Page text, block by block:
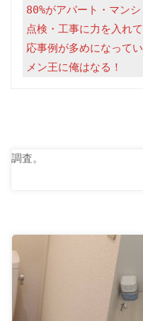
80%がアパート・マン
点検・工事に力を入れ
応事例が多めになって
メン王に俺はなる！
調査。